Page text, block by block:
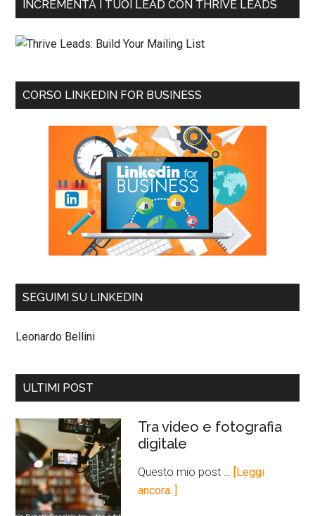
INCREMENTA I TUOI LEAD CON THRIVE LEADS
CORSO LINKEDIN FOR BUSINESS
SEGUIMI SU LINKEDIN
Leonardo Bellini
ULTIMI POST
Tra video e fotografia
digitale
Questo mio post …
[Leggi
ancora..]